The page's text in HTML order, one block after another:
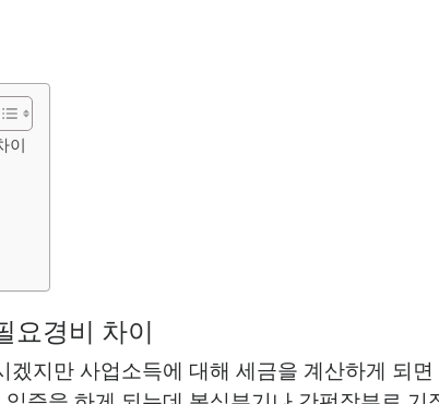
이
요경비 차이
겠지만 사업소득에 대해 세금을 계산하게 되